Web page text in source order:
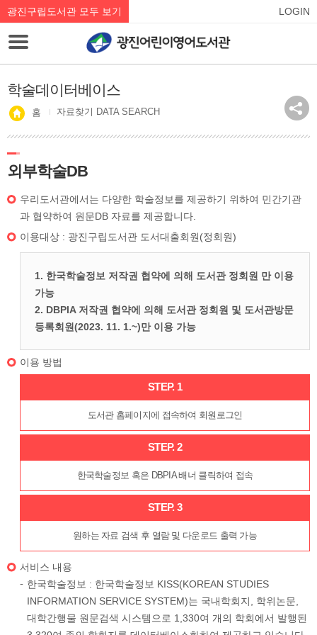
광진구립도서관 모두 보기 LOGIN
학술데이터베이스
홈 자료찾기 DATA SEARCH
외부학술DB
우리도서관에서는 다양한 학술정보를 제공하기 위하여 민간기관
과 협약하여 원문DB 자료를 제공합니다.
이용대상 : 광진구립도서관 도서대출회원(정회원)
1. 한국학술정보 저작권 협약에 의해 도서관 정회원 만 이용
가능
2. DBPIA 저작권 협약에 의해 도서관 정회원 및 도서관방문
등록회원(2023. 11. 1.~)만 이용 가능
이용 방법
STEP. 1
도서관 홈페이지에 접속하여 회원로그인
STEP. 2
한국학술정보 혹은 DBPIA 배너 클릭하여 접속
STEP. 3
원하는 자료 검색 후 열람 및 다운로드 출력 가능
서비스 내용
한국학술정보 : 한국학술정보 KISS(KOREAN STUDIES
INFORMATION SERVICE SYSTEM)는 국내학회지, 학위논문,
대학간행물 원문검색 시스템으로 1,330여 개의 학회에서 발행된